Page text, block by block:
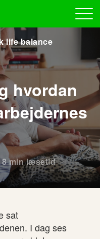
life balance
hvordan
8 min læsetid
sat
I dag ses